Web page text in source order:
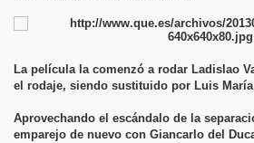
La película la comenzó a rodar Ladislao
el rodaje, siendo sustituido por Luis María
Aprovechando el escándalo de la
emparejo de nuevo con Giancarlo del